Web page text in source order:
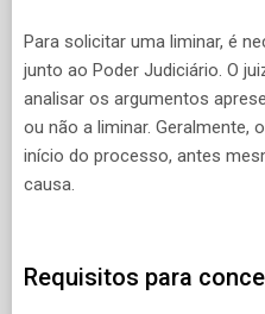
Para solicitar uma liminar, é
junto ao Poder Judiciário. O
analisar os argumentos
ou não a liminar. Geralmente,
início do processo, antes
causa.
Requisitos para